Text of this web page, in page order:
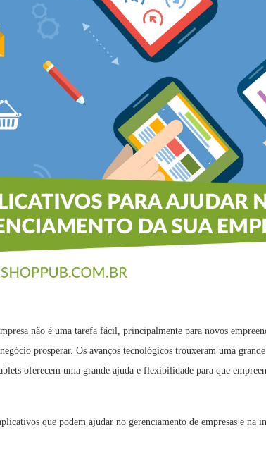
não é uma tarefa fácil, principalmente para novos
prosperar. Os avanços tecnológicos trouxeram uma
oferecem uma grande ajuda e flexibilidade para que
que podem ajudar no gerenciamento de empresas e na